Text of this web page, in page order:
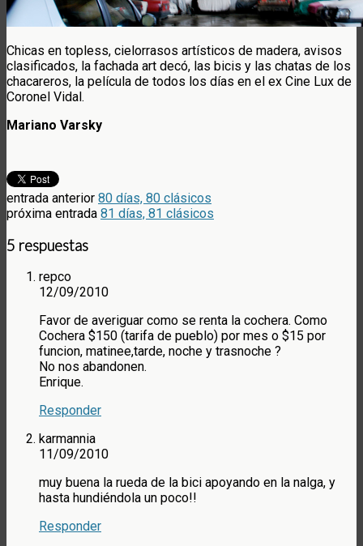
Chicas en topless, cielorrasos artísticos de madera, avisos
clasificados, la fachada art decó, las bicis y las chatas de los
chacareros, la película de todos los días en el ex Cine Lux de
Coronel Vidal.
Mariano Varsky
entrada anterior 80 días, 80 clásicos
próxima entrada 81 días, 81 clásicos
5 respuestas
repco
12/09/2010
Favor de averiguar como se renta la cochera. Como
Cochera $150 (tarifa de pueblo) por mes o $15 por
funcion, matinee,tarde, noche y trasnoche ?
No nos abandonen.
Enrique.
Responder
karmannia
11/09/2010
muy buena la rueda de la bici apoyando en la nalga, y
hasta hundiéndola un poco!!
Responder